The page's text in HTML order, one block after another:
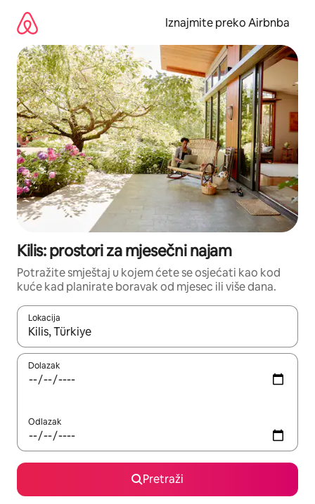
sadržaj
Iznajmite preko Airbnba
Kilis: prostori za mjesečni najam
Potražite smještaj u kojem ćete se osjećati kao kod
kuće kad planirate boravak od mjesec ili više dana.
Lokacija
Kada budu dostupni rezultati, moći ćete ih pregledati
Dolazak
Odlazak
Pretraži